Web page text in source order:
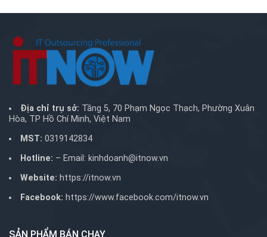
Địa chỉ trụ sở: Tầng 5, 70 Phạm Ngọc Thạch, Phường Xuân
Hòa, TP Hồ Chí Minh, Việt Nam
MST: 0319142834
Hotline: – Email: kinhdoanh@itnow.vn
Website: https://itnow.vn
Facebook: https://www.facebook.com/itnow.vn
SẢN PHẨM BÁN CHẠY